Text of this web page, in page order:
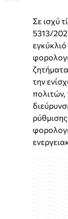
Σε ισχύ
5313/
την
πολιτών,